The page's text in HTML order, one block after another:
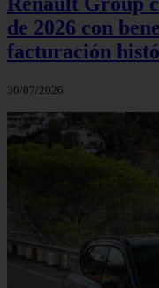
de 2026 con
facturación
30/07/2026